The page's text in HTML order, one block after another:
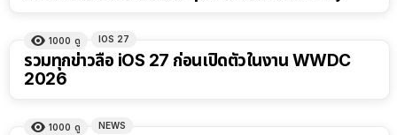
1000 ดู IOS 27
รวมทุกข่าวลือ iOS 27 ก่อนเปิดตัวในงาน WWDC
2026
1000 ดู NEWS